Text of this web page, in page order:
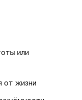
или
от жизни